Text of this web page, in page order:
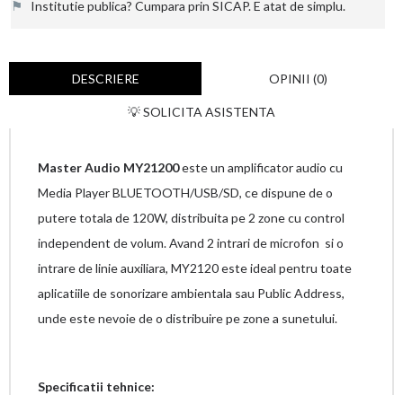
⚑ Institutie publica? Cumpara prin SICAP. E atat de simplu.
DESCRIERE OPINII (0)
💡 SOLICITA ASISTENTA
Master Audio MY21200este un amplificator audio cu
Media Player BLUETOOTH/USB/SD, ce dispune de o
putere totala de 120W, distribuita pe 2 zone cu control
independent de volum. Avand 2 intrari de microfon si o
intrare de linie auxiliara, MY2120 este ideal pentru toate
aplicatiile de sonorizare ambientala sau Public Address,
unde este nevoie de o distribuire pe zone a sunetului.
Specificatii tehnice: